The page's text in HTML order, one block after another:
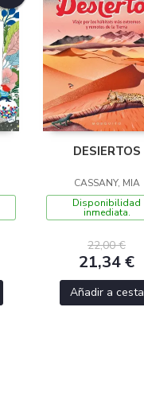
DESIERTOS
CASSANY, MIA
Disponibilidad
inmediata.
22,00 €
21,34 €
Añadir a cesta